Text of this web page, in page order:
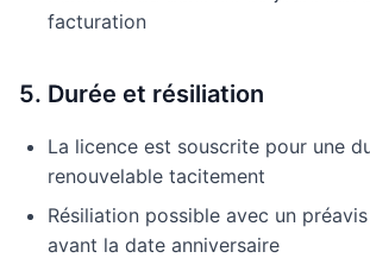
facturation
5. Durée et résiliation
La licence est souscrite pour une
renouvelable tacitement
Résiliation possible avec un
avant la date anniversaire